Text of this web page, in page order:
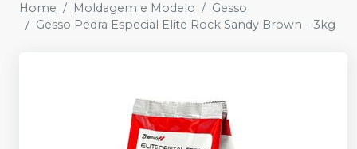
Home Moldagem e Modelo
Gesso
Gesso Pedra Especial Elite Rock Sandy Brown - 3kg